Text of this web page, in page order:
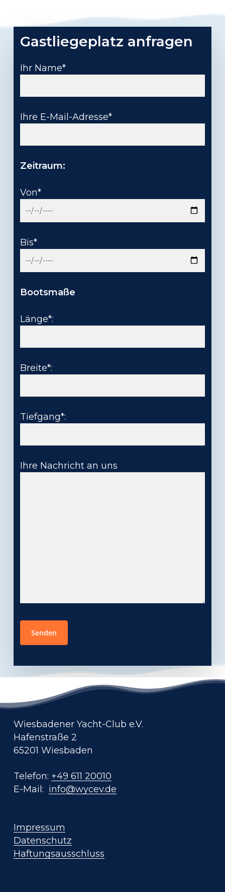
Gastliegeplatz anfragen
Ihr Name*
Ihre E-Mail-Adresse*
Zeitraum:
Von*
Bis*
Bootsmaße
Länge*:
Breite*:
Tiefgang*:
Ihre Nachricht an uns
Wiesbadener Yacht-Club e.V.
Hafenstraße 2
65201 Wiesbaden
Telefon: +49 611 20010
E-Mail: info@wycev.de
Impressum
Datenschutz
Haftungsausschluss